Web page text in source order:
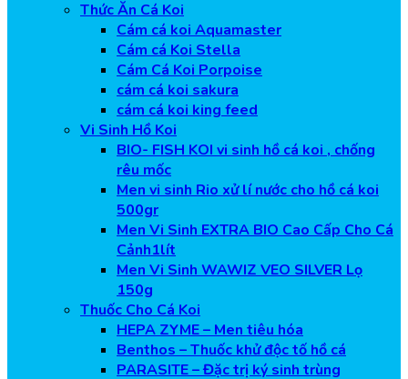
Thức Ăn Cá Koi
Cám cá koi Aquamaster
Cám cá Koi Stella
Cám Cá Koi Porpoise
cám cá koi sakura
cám cá koi king feed
Vi Sinh Hồ Koi
BIO- FISH KOI vi sinh hồ cá koi , chống
rêu mốc
Men vi sinh Rio xử lí nước cho hồ cá koi
500gr
Men Vi Sinh EXTRA BIO Cao Cấp Cho Cá
Cảnh1lít
Men Vi Sinh WAWIZ VEO SILVER Lọ
150g
Thuốc Cho Cá Koi
HEPA ZYME – Men tiêu hóa
Benthos – Thuốc khử độc tố hồ cá
PARASITE – Đặc trị ký sinh trùng